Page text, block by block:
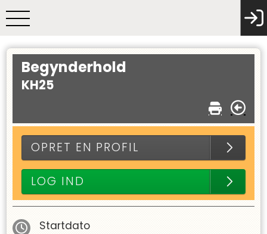
Begynderhold
KH25
OPRET EN PROFIL
LOG IND
Startdato